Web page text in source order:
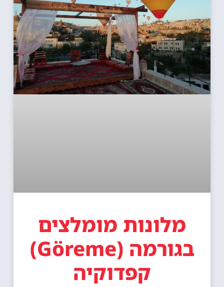
מלונות מומלצים
בגורמה (Göreme)
קפדוקיה